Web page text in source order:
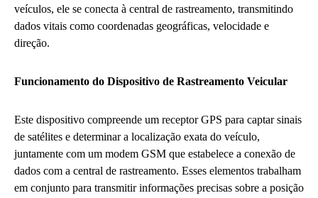
veículos, ele se conecta à central de rastreamento, transmitindo
dados vitais como coordenadas geográficas, velocidade e
direção.
Funcionamento do Dispositivo de Rastreamento Veicular
Este dispositivo compreende um receptor GPS para captar sinais
de satélites e determinar a localização exata do veículo,
juntamente com um modem GSM que estabelece a conexão de
dados com a central de rastreamento. Esses elementos trabalham
em conjunto para transmitir informações precisas sobre a posição